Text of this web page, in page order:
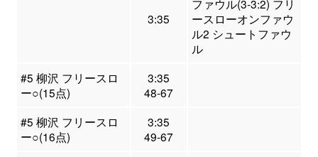
3:35
ファウル(3-3:2) フリ
ースローオンファウ
ル2 シュートファウ
ル
#5 柳沢 フリースロ
ー○(15点)
3:35
48-67
#5 柳沢 フリースロ
ー○(16点)
3:35
49-67